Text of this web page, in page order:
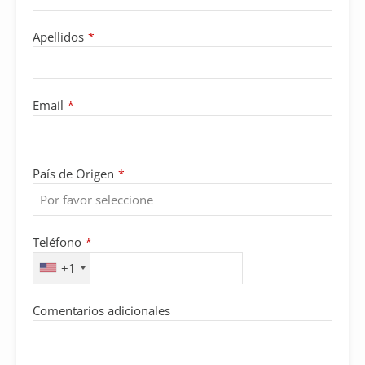
Apellidos *
Email *
País de Origen *
Teléfono *
+1
Comentarios adicionales